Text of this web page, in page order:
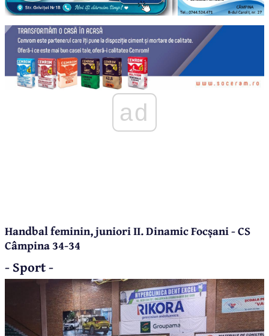
ad
Handbal feminin, juniori II. Dinamic Focșani - CS
Câmpina 34-34
- Sport -